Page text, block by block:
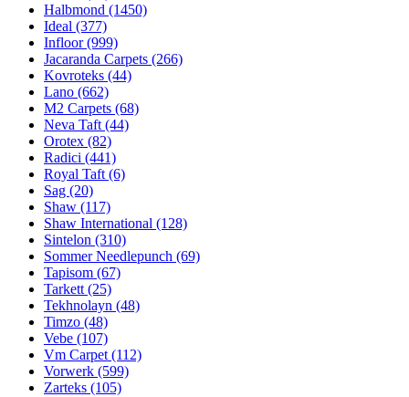
Halbmond (1450)
Ideal (377)
Infloor (999)
Jacaranda Carpets (266)
Kovroteks (44)
Lano (662)
M2 Carpets (68)
Neva Taft (44)
Orotex (82)
Radici (441)
Royal Taft (6)
Sag (20)
Shaw (117)
Shaw International (128)
Sintelon (310)
Sommer Needlepunch (69)
Tapisom (67)
Tarkett (25)
Tekhnolayn (48)
Timzo (48)
Vebe (107)
Vm Carpet (112)
Vorwerk (599)
Zarteks (105)